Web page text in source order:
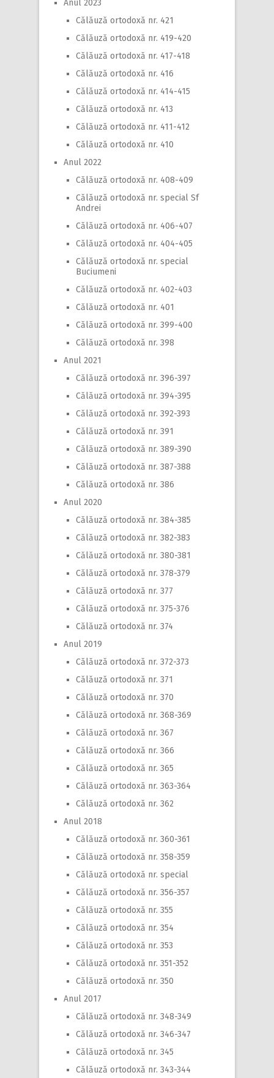
Anul 2023
Călăuză ortodoxă nr. 421
Călăuză ortodoxă nr. 419-420
Călăuză ortodoxă nr. 417-418
Călăuză ortodoxă nr. 416
Călăuză ortodoxă nr. 414-415
Călăuză ortodoxă nr. 413
Călăuză ortodoxă nr. 411-412
Călăuză ortodoxă nr. 410
Anul 2022
Călăuză ortodoxă nr. 408-409
Călăuză ortodoxă nr. special Sf
Andrei
Călăuză ortodoxă nr. 406-407
Călăuză ortodoxă nr. 404-405
Călăuză ortodoxă nr. special
Buciumeni
Călăuză ortodoxă nr. 402-403
Călăuză ortodoxă nr. 401
Călăuză ortodoxă nr. 399-400
Călăuză ortodoxă nr. 398
Anul 2021
Călăuză ortodoxă nr. 396-397
Călăuză ortodoxă nr. 394-395
Călăuză ortodoxă nr. 392-393
Călăuză ortodoxă nr. 391
Călăuză ortodoxă nr. 389-390
Călăuză ortodoxă nr. 387-388
Călăuză ortodoxă nr. 386
Anul 2020
Călăuză ortodoxă nr. 384-385
Călăuză ortodoxă nr. 382-383
Călăuză ortodoxă nr. 380-381
Călăuză ortodoxă nr. 378-379
Călăuză ortodoxă nr. 377
Călăuză ortodoxă nr. 375-376
Călăuză ortodoxă nr. 374
Anul 2019
Călăuză ortodoxă nr. 372-373
Călăuză ortodoxă nr. 371
Călăuză ortodoxă nr. 370
Călăuză ortodoxă nr. 368-369
Călăuză ortodoxă nr. 367
Călăuză ortodoxă nr. 366
Călăuză ortodoxă nr. 365
Călăuză ortodoxă nr. 363-364
Călăuză ortodoxă nr. 362
Anul 2018
Călăuză ortodoxă nr. 360-361
Călăuză ortodoxă nr. 358-359
Călăuză ortodoxă nr. special
Călăuză ortodoxă nr. 356-357
Călăuză ortodoxă nr. 355
Călăuză ortodoxă nr. 354
Călăuză ortodoxă nr. 353
Călăuză ortodoxă nr. 351-352
Călăuză ortodoxă nr. 350
Anul 2017
Călăuză ortodoxă nr. 348-349
Călăuză ortodoxă nr. 346-347
Călăuză ortodoxă nr. 345
Călăuză ortodoxă nr. 343-344